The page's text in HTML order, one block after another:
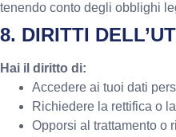
tenendo conto degli obblighi
8. DIRITTI
Hai il diritto di:
Accedere ai tuoi dati
Richiedere la rettifica o
Opporsi al trattamento o